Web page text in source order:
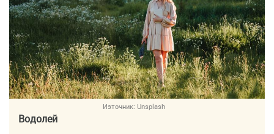
Източник: Unsplash
Водолей